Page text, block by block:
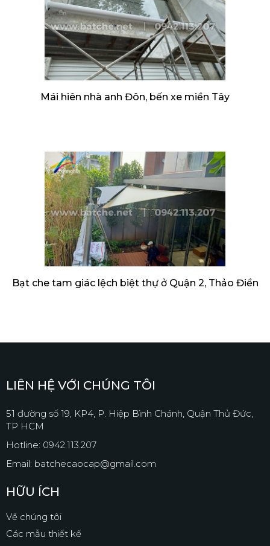
Mái hiên nhà anh Đôn, bến xe miền Tây
Bạt che tam giác lệch biệt thự ở Quận 2, Thảo Điền
LIÊN HỆ VỚI CHÚNG TÔI
51 đường số 19, KP4, P. Hiệp Bình Chánh, Quận Thủ Đức,
TP HCM
Hotline: 0942.113.207
Email: batchecaocap@gmail.com
HỮU ÍCH
Về chúng tôi
Các mẫu thiết kế